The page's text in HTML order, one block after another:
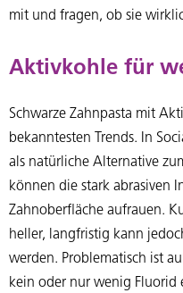
mit und fragen, ob sie
Aktivkohle für
Schwarze Zahnpasta mit
bekanntesten Trends. In
als natürliche Alternative
können die stark abrasiven
Zahnoberfläche aufrauen.
heller, langfristig kann
werden. Problematisch ist
kein oder nur wenig